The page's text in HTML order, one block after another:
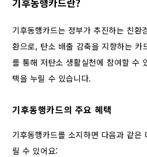
기후동행카드란?
기후동행카드는 정부가 추진하는 친환
환으로, 탄소 배출 감축을 지향하는 카
를 통해 저탄소 생활실천에 참여할 수
택을 누릴 수 있습니다.
기후동행카드의 주요 혜택
기후동행카드를 소지하면 다음과 같은
릴 수 있어요: